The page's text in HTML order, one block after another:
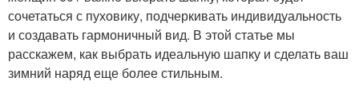
сочетаться с пуховику, подчеркивать индивидуальность
и создавать гармоничный вид. В этой статье мы
расскажем, как выбрать идеальную шапку и сделать ваш
зимний наряд еще более стильным.